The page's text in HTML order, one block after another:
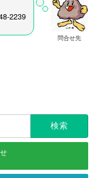
問合せ先
2239